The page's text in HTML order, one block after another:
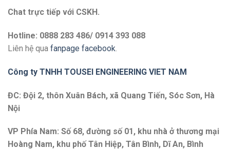
Chat trực tiếp với CSKH.
Hotline: 0888 283 486/ 0914 393 088
Liên hệ qua fanpage facebook.
Công ty TNHH TOUSEI ENGINEERING VIET NAM
ĐC: Đội 2, thôn Xuân Bách, xã Quang Tiến, Sóc Sơn, Hà
Nội
VP Phía Nam: Số 68, đường số 01, khu nhà ở thương mại
Hoàng Nam, khu phố Tân Hiệp, Tân Bình, Dĩ An, Bình